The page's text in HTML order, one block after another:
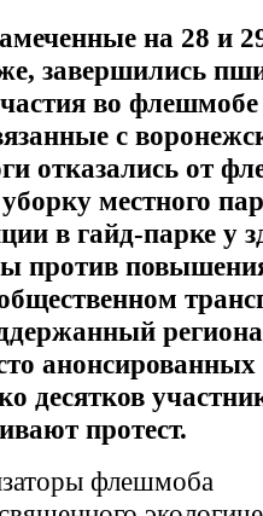
на 28 и
завершились
во флешмобе
с
отказались от
местного
в гайд-парке у
против
анонсированных
десятков
протест.
флешмоба